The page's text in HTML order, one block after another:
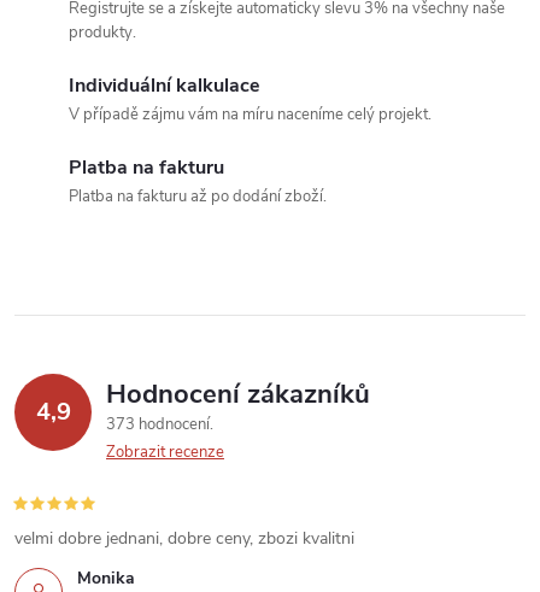
p
i
s
u
Registrujte se a získejte automaticky slevu 3% na všechny naše
produkty.
Individuální kalkulace
V případě zájmu vám na míru naceníme celý projekt.
Platba na fakturu
Platba na fakturu až po dodání zboží.
4,9 Hodnocení zákazníků
373 hodnocení
Zobrazit recenze
Monika
velmi dobre jednani, dobre ceny, zbozi kvalitni